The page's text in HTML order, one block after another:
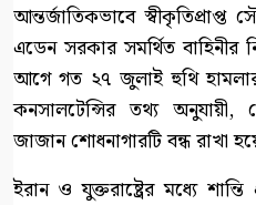
আন্তর্জাতিকভাবে স্বীকৃতিপ্রাপ্ত
এডেন সরকার সমর্থিত বাহিনীর
আগে গত ২৭ জুলাই হুথি
কনসালটেন্সির তথ্য অনুযায়ী,
জাজান শোধনাগারটি বন্ধ রাখা
ইরান ও যুক্তরাষ্ট্রের মধ্যে